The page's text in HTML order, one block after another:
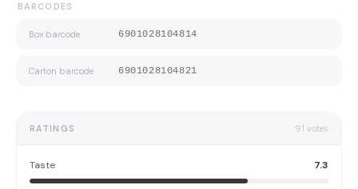
BARCODES
Box barcode 6901028104814
Carton barcode 6901028104821
RATINGS 91 votes
Taste 7.3